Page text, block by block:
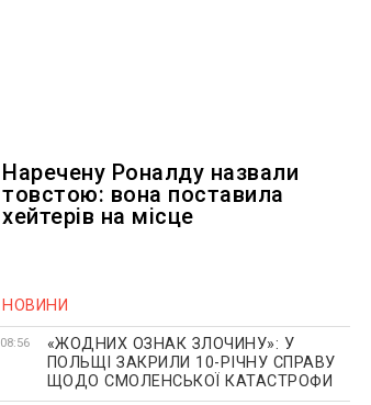
Наречену Роналду назвали
товстою: вона поставила
хейтерів на місце
НОВИНИ
08:56
«ЖОДНИХ ОЗНАК ЗЛОЧИНУ»: У
ПОЛЬЩІ ЗАКРИЛИ 10-РІЧНУ СПРАВУ
ЩОДО СМОЛЕНСЬКОЇ КАТАСТРОФИ